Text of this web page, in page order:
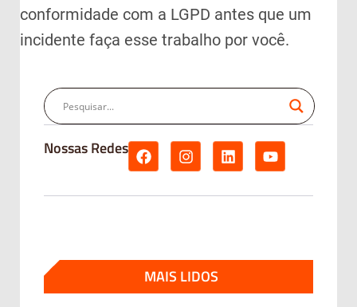
conformidade com a LGPD antes que um
incidente faça esse trabalho por você.
Nossas Redes
MAIS LIDOS